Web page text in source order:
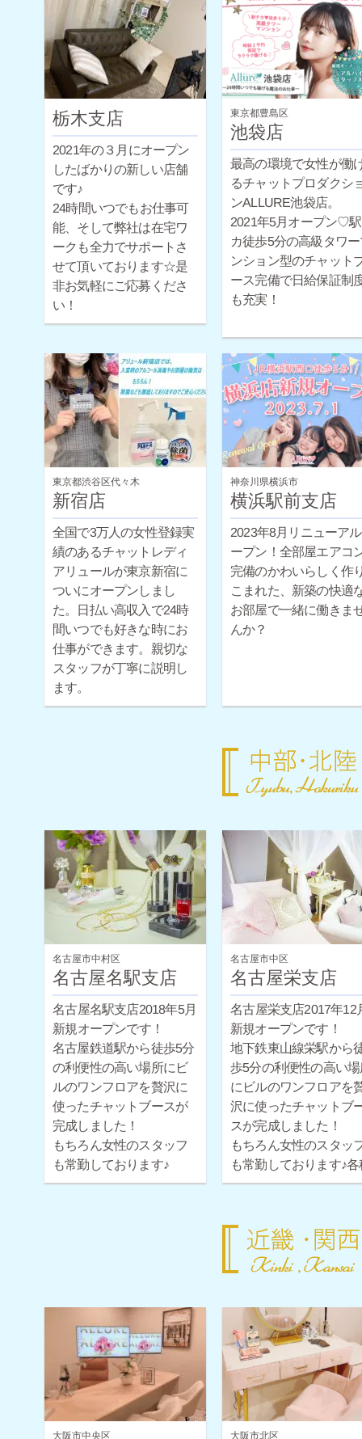
からのスタートですが
給保証制度も完備して
すので未経験の方でも
心ですよ♪経験豊富なス
ッフによるサポートや
性スタッフによる面談
可能です！
栃木支店
2021年の３月にオープン
したばかりの新しい店舗
です♪
24時間いつでもお仕事可
能、そして弊社は在宅ワ
ークも全力でサポートさ
せて頂いております☆是
非お気軽にご応募くださ
い！
東京都豊島区
池袋店
最高の環境で女性が働
るチャットプロダクシ
ンALLURE池袋店。
2021年5月オープン♡
カ徒歩5分の高級タワ
ンション型のチャット
ース完備で日給保証制
も充実！
東京都渋谷区代々木
新宿店
全国で3万人の女性登録実
績のあるチャットレディ
アリュールが東京新宿に
ついにオープンしまし
た。日払い高収入で24時
間いつでも好きな時にお
仕事ができます。親切な
スタッフが丁寧に説明し
ます。
神奈川県横浜市
横浜駅前支店
2023年8月リニューア
ープン！全部屋エアコ
完備のかわいらしく作
こまれた、新築の快適
お部屋で一緒に働きま
んか？
名古屋市中村区
名古屋名駅支店
名古屋名駅支店2018年5月
新規オープンです！
名古屋鉄道駅から徒歩5分
の利便性の高い場所にビ
ルのワンフロアを贅沢に
使ったチャットブースが
完成しました！
もちろん女性のスタッフ
も常勤しております♪
各種ボーナス・時給保証
名古屋市中区
名古屋栄支店
名古屋栄支店2017年12
新規オープンです！
地下鉄東山線栄駅から
歩5分の利便性の高い
にビルのワンフロアを
沢に使ったチャットブ
スが完成しました！
もちろん女性のスタッ
も常勤しております♪各
ボーナス・時給保証も
心してご応募ください
大阪市中央区 大阪市北区